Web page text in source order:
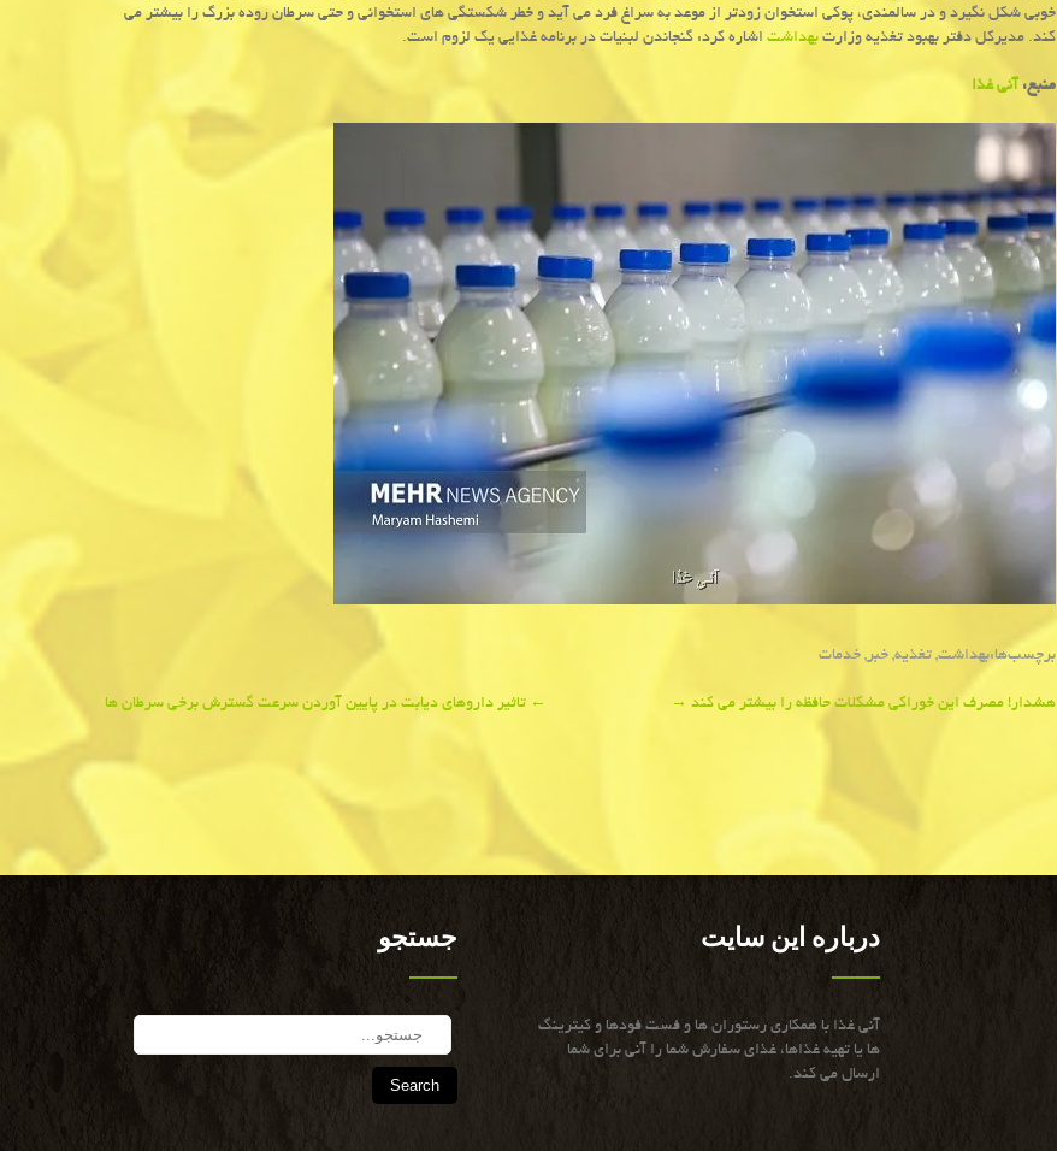
خوبی شکل نگیرد و در سالمندی، پوکی استخوان زودتر از موعد به سراغ فرد می آید و خطر شکستگی های استخوانی و حتی سرطان روده بزرگ را بیشتر می
کند. مدیرکل دفتر بهبود تغذیه وزارت بهداشت اشاره کرد: گنجاندن لبنیات در برنامه غذایی یک لزوم است.
منبع: آنی غذا
برچسب‌ها:بهداشت, تغذیه, خبر, خدمات
Post
← تاثیر داروهای دیابت در پایین آوردن سرعت گسترش برخی سرطان ها هشدار! مصرف این خوراکی مشکلات حافظه را بیشتر می کند →
جستجو درباره این سایت
آنی غذا با همكاری رستوران ها و فست فودها و كیترینگ
ها یا تهیه غذاها، غذای سفارش شما را آنی برای شما
ارسال می كند.